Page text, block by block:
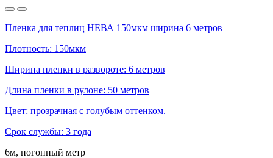
Пленка для теплиц НЕВА 150мкм ширина 6 метров
Плотность: 150мкм
Ширина пленки в развороте: 6 метров
Длина пленки в рулоне: 50 метров
Цвет: прозрачная с голубым оттенком.
Срок службы: 3 года
6м, погонный метр